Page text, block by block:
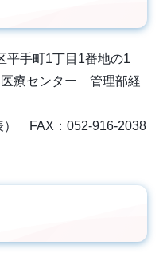
平手町1丁目1番地の1
医療センター 管理部経
） FAX：052-916-2038